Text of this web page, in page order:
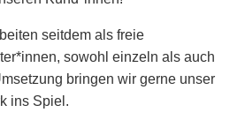
seitdem als freie
sowohl einzeln als auch
bringen wir gerne unser
ins Spiel.